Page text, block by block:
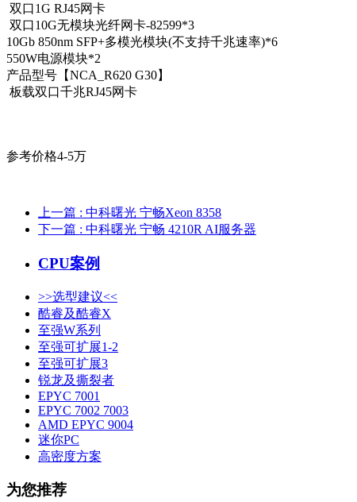
双口1G RJ45网卡
双口10G无模块光纤网卡-82599*3
10Gb 850nm SFP+多模光模块(不支持千兆速率)*6
550W电源模块*2
产品型号【NCA_R620 G30】
板载双口千兆RJ45网卡
参考价格4-5万
上一篇 : 中科曙光 宁畅Xeon 8358
下一篇 : 中科曙光 宁畅 4210R AI服务器
CPU案例
>>选型建议<<
酷睿及酷睿X
至强W系列
至强可扩展1-2
至强可扩展3
锐龙及撕裂者
EPYC 7001
EPYC 7002 7003
AMD EPYC 9004
迷你PC
高密度方案
为您推荐